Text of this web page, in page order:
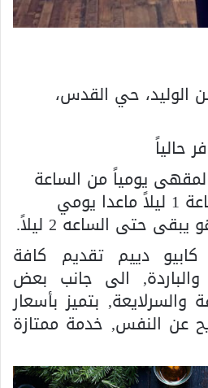
الوليد، حي القدس،
حالياً
يومياً من الساعة
ال4 مساءً وحتى الساعة 1 ليلاً ماعدا يومي
حتى الساعه 2 ليلاً.
دييم تقديم كافة
والباردة, الى جانب بعض
والسرلايعة, بتميز بأسعار
عن النفس, خدمة ممتازة